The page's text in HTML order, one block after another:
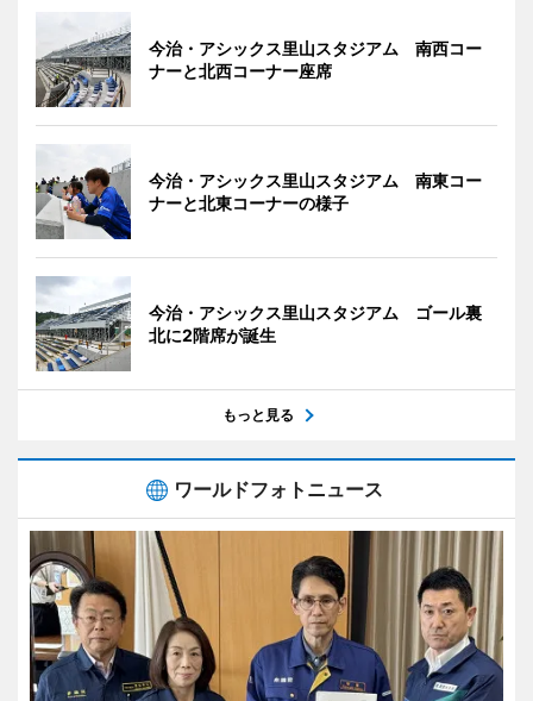
今治・アシックス里山スタジアム 南西コー
ナーと北西コーナー座席
今治・アシックス里山スタジアム 南東コー
ナーと北東コーナーの様子
今治・アシックス里山スタジアム ゴール裏
北に2階席が誕生
もっと見る
ワールドフォトニュース